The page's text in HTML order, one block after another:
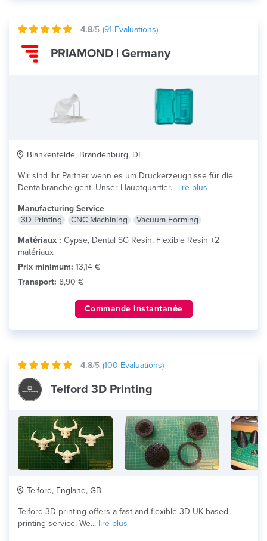
4.8/5 (91 Evaluations)
PRIAMOND | Germany
Blankenfelde, Brandenburg, DE
Wir sind Ihr Partner wenn es um Druckerzeugnisse für die
Dentalbranche geht. Unser Hauptquartier... lire plus
Manufacturing Service
3D Printing
CNC Machining
Vacuum Forming
Matériaux : Gypse, Dental SG Resin, Flexible Resin +2
matériaux
Prix minimum: 13,14 €
Transport: 8,90 €
Commande instantanée
4.8/5 (100 Evaluations)
Telford 3D Printing
Telford, England, GB
Telford 3D printing offers a fast and flexible 3D UK based
printing service. We... lire plus